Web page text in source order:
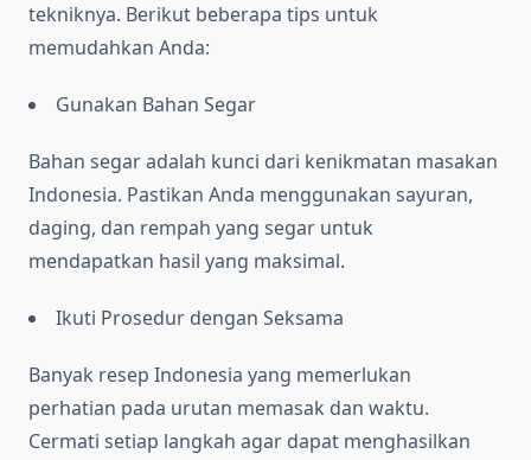
tekniknya. Berikut beberapa tips untuk
memudahkan Anda:
Gunakan Bahan Segar
Bahan segar adalah kunci dari kenikmatan masakan
Indonesia. Pastikan Anda menggunakan sayuran,
daging, dan rempah yang segar untuk
mendapatkan hasil yang maksimal.
Ikuti Prosedur dengan Seksama
Banyak resep Indonesia yang memerlukan
perhatian pada urutan memasak dan waktu.
Cermati setiap langkah agar dapat menghasilkan